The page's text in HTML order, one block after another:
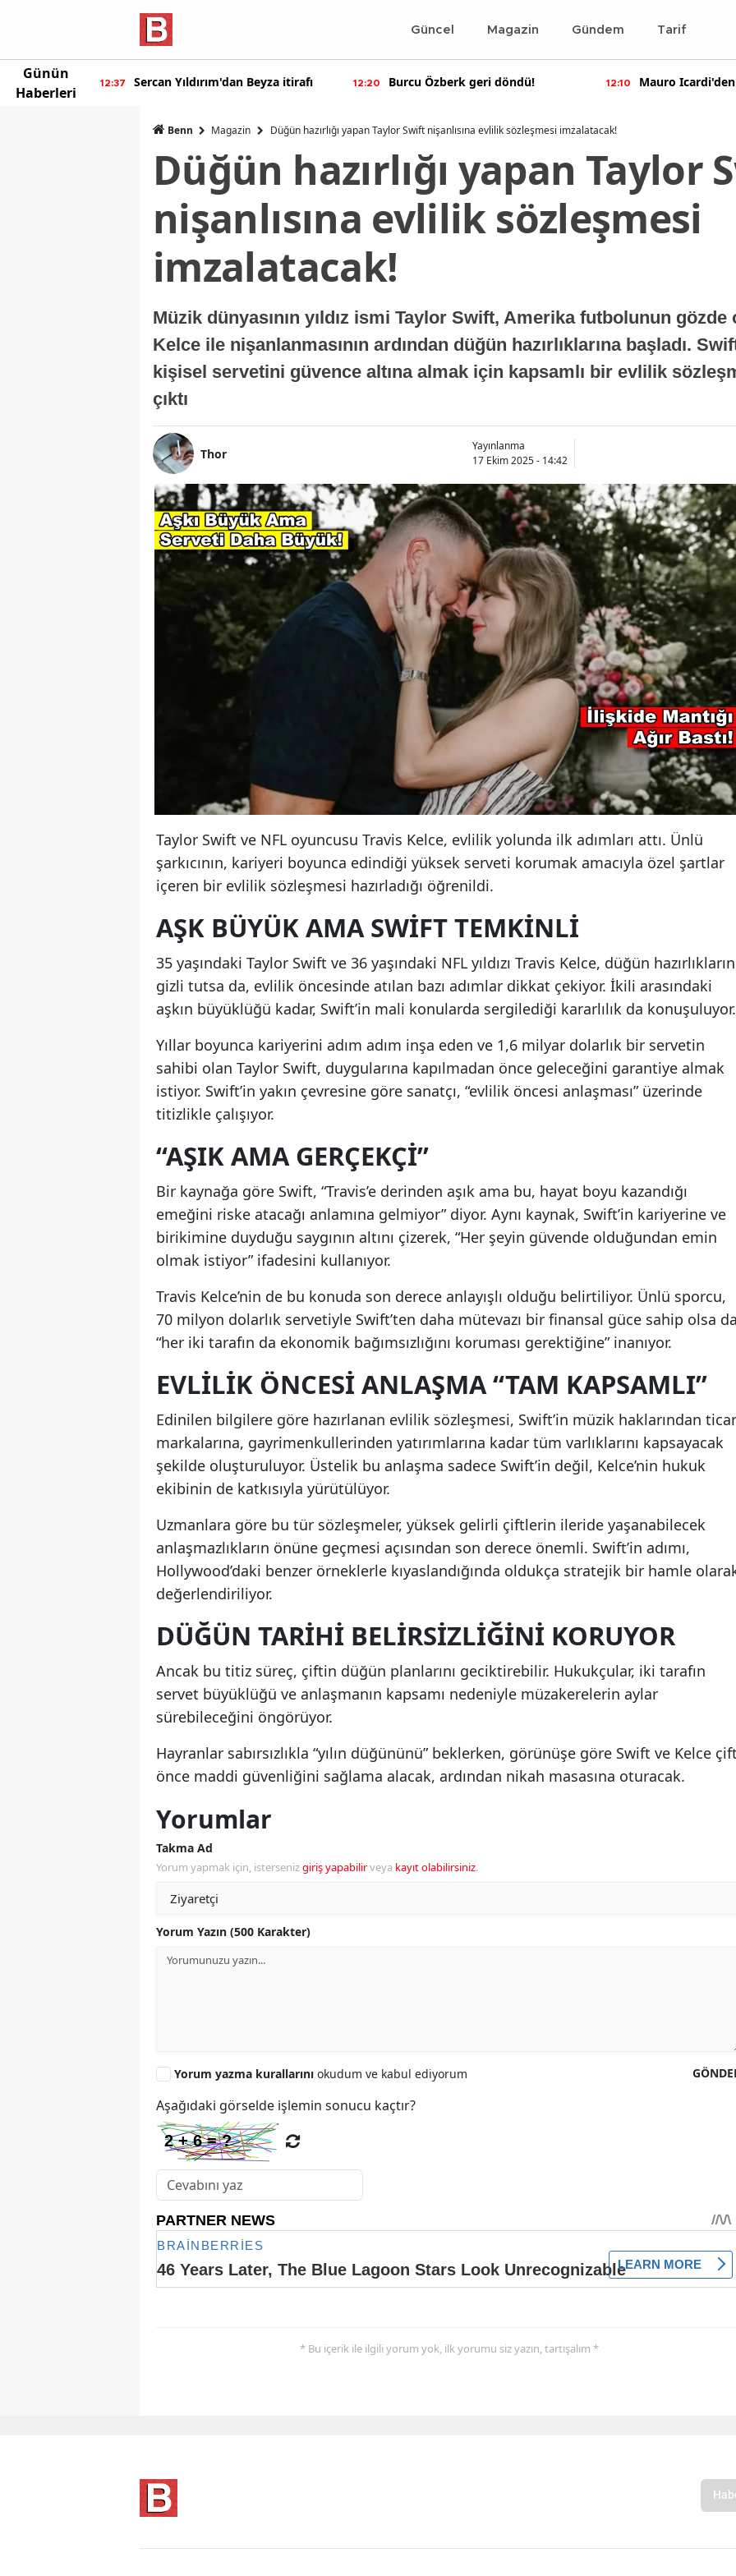
Güncel Magazin Gündem Tarif
Günün
Haberleri
yeni 12:37 Sercan Yıldırım'dan Beyza itirafı 12:20 Burcu Özberk geri döndü! 12:10
Mauro
Benn Magazin Düğün hazırlığı yapan Taylor Swift nişanlısına evlilik sözleşmesi imzalatacak!
Düğün hazırlığı yapan Taylor
nişanlısına evlilik sözleşmesi
imzalatacak!
Müzik dünyasının yıldız ismi Taylor Swift, Amerika futbolunun
Kelce ile nişanlanmasının ardından düğün hazırlıklarına başladı.
kişisel servetini güvence altına almak için kapsamlı bir evlilik
çıktı
Thor
Yayınlanma
17 Ekim 2025 - 14:42
Taylor Swift ve NFL oyuncusu Travis Kelce, evlilik yolunda ilk adımları attı. Ünlü
şarkıcının, kariyeri boyunca edindiği yüksek serveti korumak amacıyla özel şartlar
içeren bir evlilik sözleşmesi hazırladığı öğrenildi.
AŞK BÜYÜK AMA SWIFT TEMKINLI
35 yaşındaki Taylor Swift ve 36 yaşındaki NFL yıldızı Travis Kelce, düğün
gizli tutsa da, evlilik öncesinde atılan bazı adımlar dikkat çekiyor. İkili arasındaki
aşkın büyüklüğü kadar, Swift’in mali konularda sergilediği kararlılık da konuşuluyor.
Yıllar boyunca kariyerini adım adım inşa eden ve 1,6 milyar dolarlık bir servetin
sahibi olan Taylor Swift, duygularına kapılmadan önce geleceğini garantiye almak
istiyor. Swift’in yakın çevresine göre sanatçı, “evlilik öncesi anlaşması” üzerinde
titizlikle çalışıyor.
“AŞIK AMA GERÇEKÇI”
Bir kaynağa göre Swift, “Travis’e derinden aşık ama bu, hayat boyu kazandığı
emeğini riske atacağı anlamına gelmiyor” diyor. Aynı kaynak, Swift’in kariyerine ve
birikimine duyduğu saygının altını çizerek, “Her şeyin güvende olduğundan emin
olmak istiyor” ifadesini kullanıyor.
Travis Kelce’nin de bu konuda son derece anlayışlı olduğu belirtiliyor. Ünlü sporcu,
70 milyon dolarlık servetiyle Swift’ten daha mütevazı bir finansal güce sahip olsa
“her iki tarafın da ekonomik bağımsızlığını koruması gerektiğine” inanıyor.
EVLILIK ÖNCESI ANLAŞMA “TAM KAPSAMLI”
Edinilen bilgilere göre hazırlanan evlilik sözleşmesi, Swift’in müzik haklarından
markalarına, gayrimenkullerinden yatırımlarına kadar tüm varlıklarını kapsayacak
şekilde oluşturuluyor. Üstelik bu anlaşma sadece Swift’in değil, Kelce’nin hukuk
ekibinin de katkısıyla yürütülüyor.
Uzmanlara göre bu tür sözleşmeler, yüksek gelirli çiftlerin ileride yaşanabilecek
anlaşmazlıkların önüne geçmesi açısından son derece önemli. Swift’in adımı,
Hollywood’daki benzer örneklerle kıyaslandığında oldukça stratejik bir hamle
değerlendiriliyor.
DÜĞÜN TARIHI BELIRSIZLIĞINI KORUYOR
Ancak bu titiz süreç, çiftin düğün planlarını geciktirebilir. Hukukçular, iki tarafın
servet büyüklüğü ve anlaşmanın kapsamı nedeniyle müzakerelerin aylar
sürebileceğini öngörüyor.
Hayranlar sabırsızlıkla “yılın düğününü” beklerken, görünüşe göre Swift ve Kelce
önce maddi güvenliğini sağlama alacak, ardından nikah masasına oturacak.
Yorumlar
Takma Ad
Yorum yapmak için, istersenizgiriş yapabilirveya kayıt olabilirsiniz.
Yorum Yazın (500 Karakter)
Yorum yazma kurallarını okudum ve kabul ediyorum
Aşağıdaki görselde işlemin sonucu kaçtır?
* Bu içerik ile ilgili yorum yok, ilk yorumu siz yazın, tartışalım *